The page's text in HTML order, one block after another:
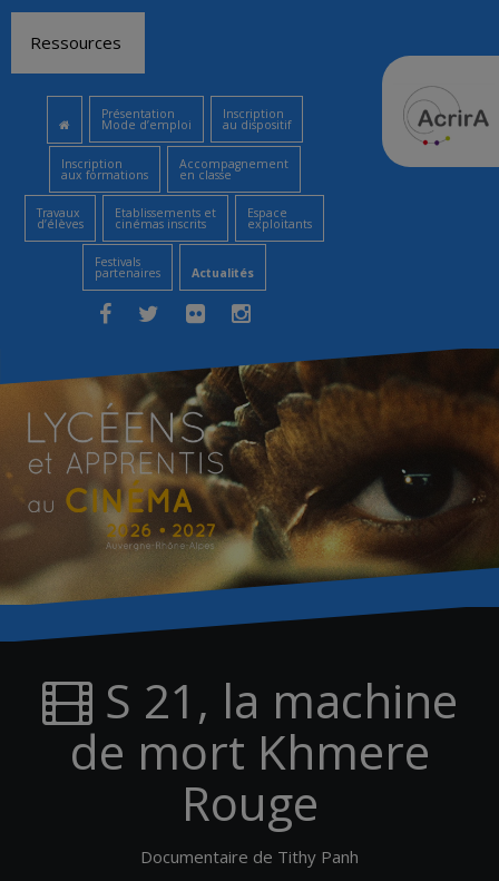
contenu
Ressources
Présentation
Mode d’emploi
Inscription
au dispositif
Inscription
aux formations
Accompagnement
en classe
Travaux
d’élèves
Etablissements et
cinémas inscrits
Espace
exploitants
Festivals
partenaires Actualités
S 21, la machine
de mort Khmere
Rouge
Documentaire de Tithy Panh